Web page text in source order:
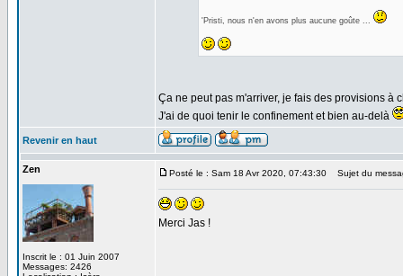
'Pristi, nous n'en avons plus aucune goûte ...
Ça ne peut pas m'arriver, je fais des provisions à
J'ai de quoi tenir le confinement et bien au-delà
Revenir en haut
Zen
Inscrit le : 01 Juin 2007
Messages: 2426
Posté le : Sam 18 Avr 2020, 07:43:30 Sujet du
Merci Jas !